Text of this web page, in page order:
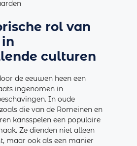
rol van
culturen
de eeuwen heen een
ingenomen in
In oude
die van de Romeinen en
kansspelen een populaire
Ze dienden niet alleen
maar ook als een manier